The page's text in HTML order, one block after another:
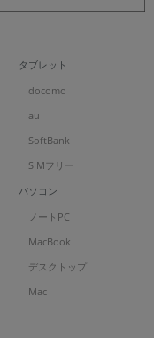
タブレット
docomo
au
SoftBank
SIMフリー
パソコン
ノートPC
MacBook
デスクトップ
Mac